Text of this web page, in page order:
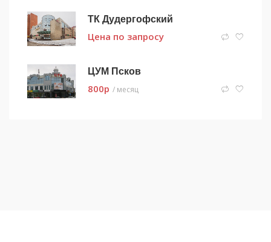
ТК Дудергофский
Цена по запросу
ЦУМ Псков
800p / месяц